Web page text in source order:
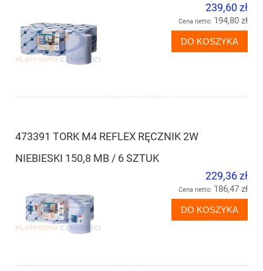
239,60 zł
Cena netto: 194,80 zł
DO KOSZYKA
473391 TORK M4 REFLEX RĘCZNIK 2W
NIEBIESKI 150,8 MB / 6 SZTUK
229,36 zł
Cena netto: 186,47 zł
DO KOSZYKA